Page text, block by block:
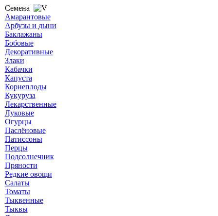
Семена
Амарантовые
Арбузы и дыни
Баклажаны
Бобовые
Декоративные
Злаки
Кабачки
Капуста
Корнеплоды
Кукуруза
Лекарственные
Луковые
Огурцы
Паслёновые
Патиссоны
Перцы
Подсолнечник
Пряности
Редкие овощи
Салаты
Томаты
Тыквенные
Тыквы